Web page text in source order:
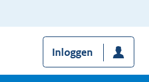
Inloggen